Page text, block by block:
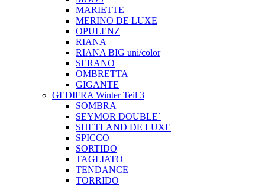
MARIETTE
MERINO DE LUXE
OPULENZ
RIANA
RIANA BIG uni/color
SERANO
OMBRETTA
GIGANTE
GEDIFRA Winter Teil 3
SOMBRA
SEYMOR DOUBLE`
SHETLAND DE LUXE
SPICCO
SORTIDO
TAGLIATO
TENDANCE
TORRIDO